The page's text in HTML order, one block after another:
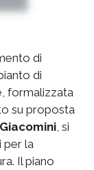
di
di
formalizzata
su proposta
, si
per la
Il piano